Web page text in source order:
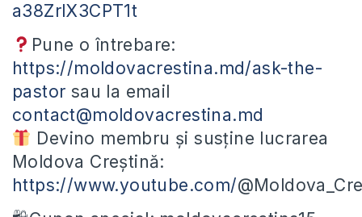
a38ZrlX3CPT1t
Pune o întrebare:
https://moldovacrestina.md/ask-the-
pastor sau la email
contact@moldovacrestina.md
Devino membru și susține lucrarea
Moldova Creștină:
https://www.youtube.com/